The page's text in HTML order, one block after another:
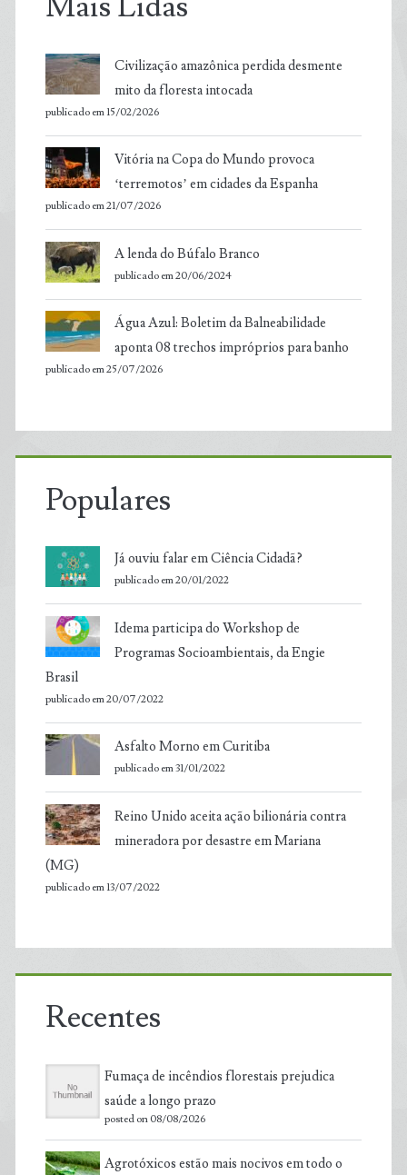
Civilização amazônica perdida desmente
mito da floresta intocada
publicado em 15/02/2026
Vitória na Copa do Mundo provoca
‘terremotos’ em cidades da Espanha
publicado em 21/07/2026
A lenda do Búfalo Branco
publicado em 20/06/2024
Água Azul: Boletim da Balneabilidade
aponta 08 trechos impróprios para banho
publicado em 25/07/2026
Populares
Já ouviu falar em Ciência Cidadã?
publicado em 20/01/2022
Idema participa do Workshop de
Programas Socioambientais, da Engie
Brasil
publicado em 20/07/2022
Asfalto Morno em Curitiba
publicado em 31/01/2022
Reino Unido aceita ação bilionária contra
mineradora por desastre em Mariana
(MG)
publicado em 13/07/2022
Recentes
Fumaça de incêndios florestais prejudica
saúde a longo prazo
posted on 08/08/2026
Agrotóxicos estão mais nocivos em todo o